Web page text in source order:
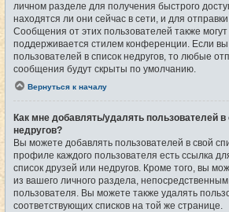
личном разделе для получения быстрого
находятся ли они сейчас в сети, и для
Сообщения от этих пользователей также
поддерживается стилем конференции. Если
пользователей в список недругов, то любые
сообщения будут скрыты по умолчанию.
Вернуться к началу
Как мне добавлять/удалять пользователей
недругов?
Вы можете добавлять пользователей в свой
профиле каждого пользователя есть ссылка
список друзей или недругов. Кроме того, вы
из вашего личного раздела,
пользователя. Вы можете также удалять
соответствующих списков на той же странице.